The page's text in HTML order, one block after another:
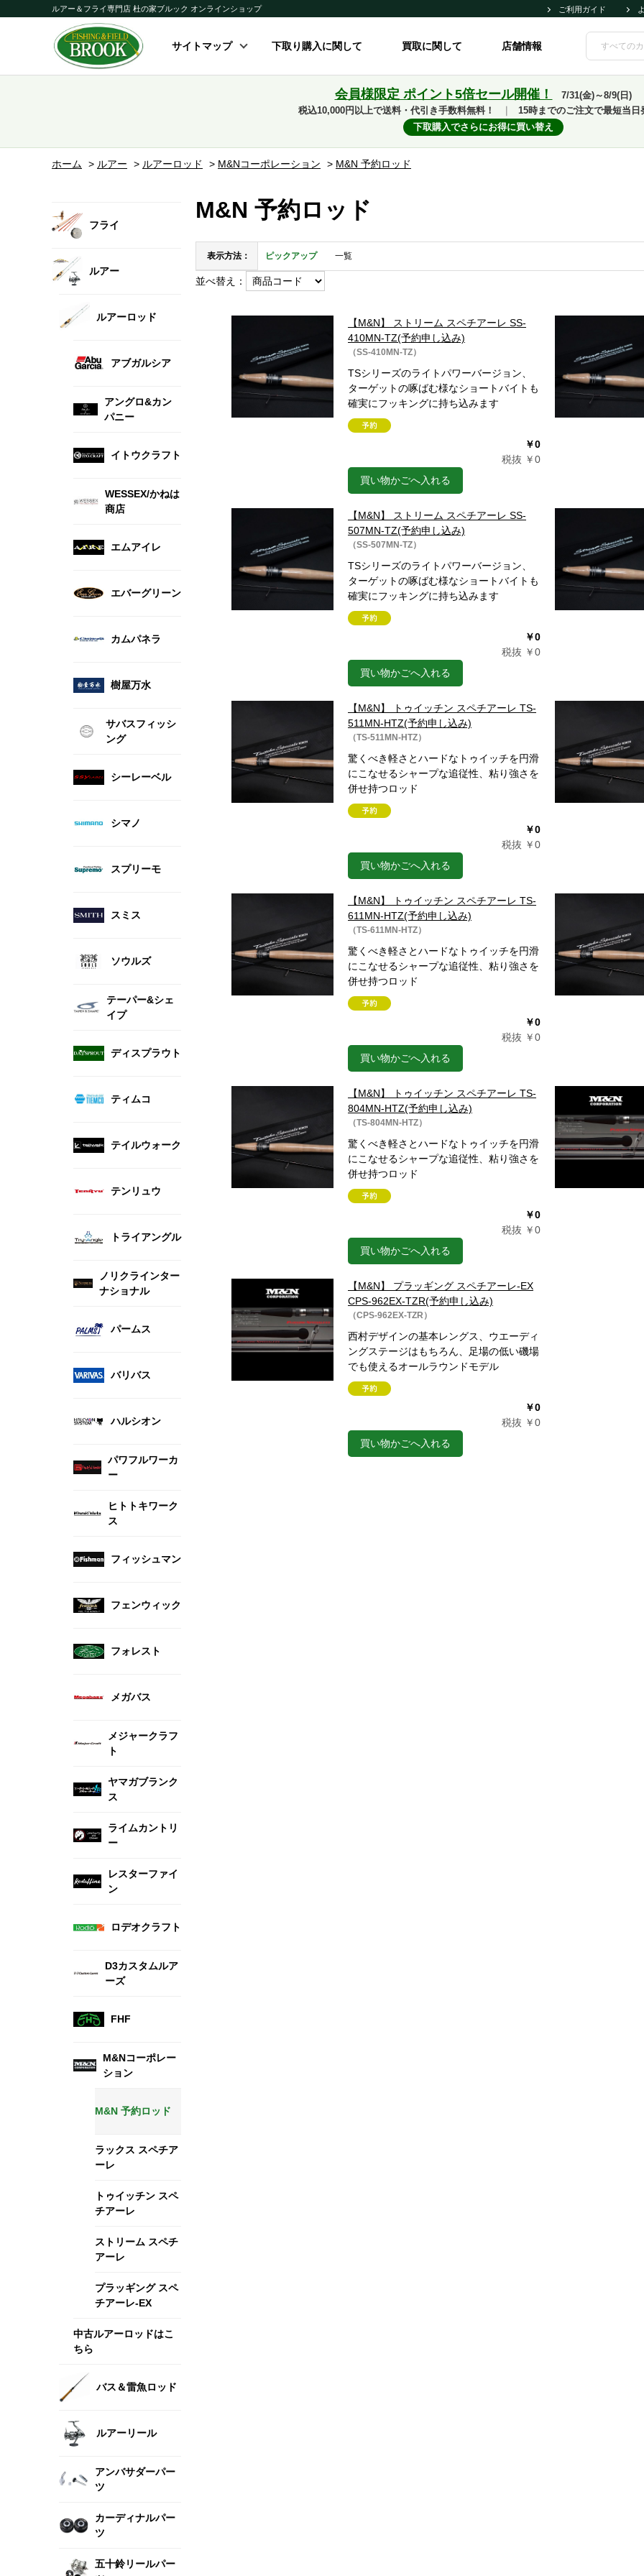
ルアー＆フライ専門店 杜の家ブルック オンラインショップ ご利用ガイド
サイトマップ 下取り購入に関して 買取に関して 店舗情報
会員様限定 ポイント5倍セール開催！
7/31(金)～8/9(日)
税込10,000円以上で送料・代引き手数料無料！
15時までのご注文で最短当日
下取購入でさらにお得に買い替え
ホーム > ルアー > ルアーロッド > M&Nコーポレーション > M&N 予約ロッド
フライ
ルアー
ルアーロッド
アブガルシア
アングロ&カン
パニー
イトウクラフト
WESSEX/かねは
商店
エムアイレ
エバーグリーン
カムパネラ
樹屋万水
サバスフィッシ
ング
シーレーベル
シマノ
スプリーモ
スミス
ソウルズ
テーパー&シェ
イプ
ディスプラウト
ティムコ
テイルウォーク
テンリュウ
トライアングル
ノリクラインター
ナショナル
パームス
バリバス
ハルシオン
パワフルワーカ
ー
ヒトトキワーク
ス
フィッシュマン
フェンウィック
フォレスト
メガバス
メジャークラフ
ト
ヤマガブランク
ス
ライムカントリ
ー
レスターファイ
ン
ロデオクラフト
D3カスタムルア
ーズ
FHF
M&Nコーポレー
ション
M&N 予約ロッド
ラックス スペチア
ーレ
トゥイッチン スペ
チアーレ
ストリーム スペチ
アーレ
プラッギング スペ
チアーレ-EX
中古ルアーロッドはこ
ちら
バス＆雷魚ロッド
ルアーリール
アンバサダーパー
ツ
カーディナルパー
ツ
五十鈴リールパー
M&N 予約ロッド
表示方法： ピックアップ 一覧
並べ替え：
【M&N】 ストリーム スペチアーレ SS-
410MN-TZ(予約申し込み)
（SS-410MN-TZ）
TSシリーズのライトパワーバージョン、
ターゲットの啄ばむ様なショートバイトも
確実にフッキングに持ち込みます
￥0
税抜 ￥0
買い物かごへ入れる
【M&N】 ストリーム スペチアーレ SS-
507MN-TZ(予約申し込み)
（SS-507MN-TZ）
TSシリーズのライトパワーバージョン、
ターゲットの啄ばむ様なショートバイトも
確実にフッキングに持ち込みます
￥0
税抜 ￥0
買い物かごへ入れる
【M&N】 トゥイッチン スペチアーレ TS-
511MN-HTZ(予約申し込み)
（TS-511MN-HTZ）
驚くべき軽さとハードなトゥイッチを円滑
にこなせるシャープな追従性、粘り強さを
併せ持つロッド
￥0
税抜 ￥0
買い物かごへ入れる
【M&N】 トゥイッチン スペチアーレ TS-
611MN-HTZ(予約申し込み)
（TS-611MN-HTZ）
驚くべき軽さとハードなトゥイッチを円滑
にこなせるシャープな追従性、粘り強さを
併せ持つロッド
￥0
税抜 ￥0
買い物かごへ入れる
【M&N】 トゥイッチン スペチアーレ TS-
804MN-HTZ(予約申し込み)
（TS-804MN-HTZ）
驚くべき軽さとハードなトゥイッチを円滑
にこなせるシャープな追従性、粘り強さを
併せ持つロッド
￥0
税抜 ￥0
買い物かごへ入れる
【M&N】 プラッギング スペチアーレ-EX
CPS-962EX-TZR(予約申し込み)
（CPS-962EX-TZR）
西村デザインの基本レングス、ウエーディ
ングステージはもちろん、足場の低い磯場
でも使えるオールラウンドモデル
￥0
税抜 ￥0
買い物かごへ入れる